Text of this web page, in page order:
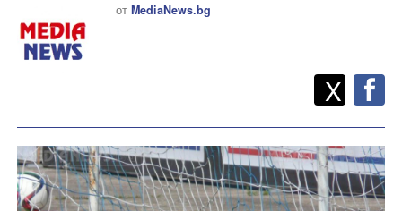
от MediaNews.bg
Споделете
X